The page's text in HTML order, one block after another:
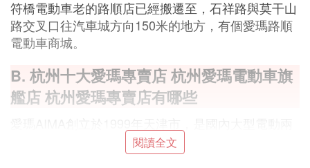
符橋電動車老的路順店已經搬遷至，石祥路與莫干山
路交叉口往汽車城方向150米的地方，有個愛瑪路順
電動車商城。
B. 杭州十大愛瑪專賣店 杭州愛瑪電動車旗
艦店 杭州愛瑪專賣店有哪些
輪交通工具製造商，擁有天津、江蘇、浙江、廣東四
大製造基地，以及南北兩大研發中心，致力於製造經
閱讀全文